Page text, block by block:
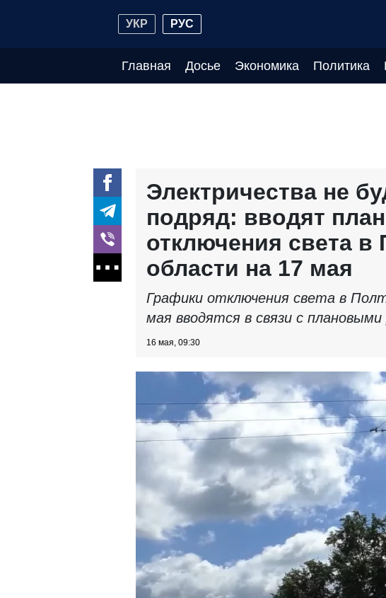
УКР РУС
Главная Досье Экономика Политика
Электричества не
подряд: вводят
отключения света в
области на 17 мая
Графики отключения света в
мая вводятся в связи с
16 мая, 09:30